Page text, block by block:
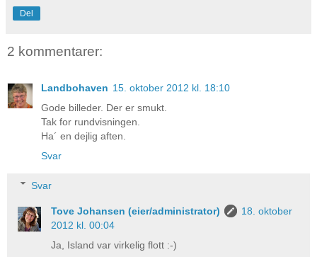
Del
2 kommentarer:
Landbohaven 15. oktober 2012 kl. 18:10
Gode billeder. Der er smukt.
Tak for rundvisningen.
Ha´ en dejlig aften.
Svar
Svar
Tove Johansen (eier/administrator)
18. oktober
2012 kl. 00:04
Ja, Island var virkelig flott :-)